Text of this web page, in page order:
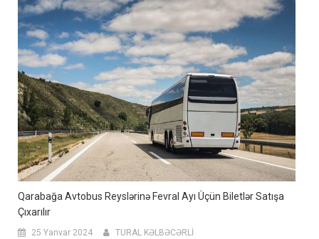
Qarabağa Avtobus Reyslərinə Fevral Ayı Üçün Biletlər Satışa
Çıxarılır
25 Yanvar 2024 TURAL KƏLBƏCƏRLİ